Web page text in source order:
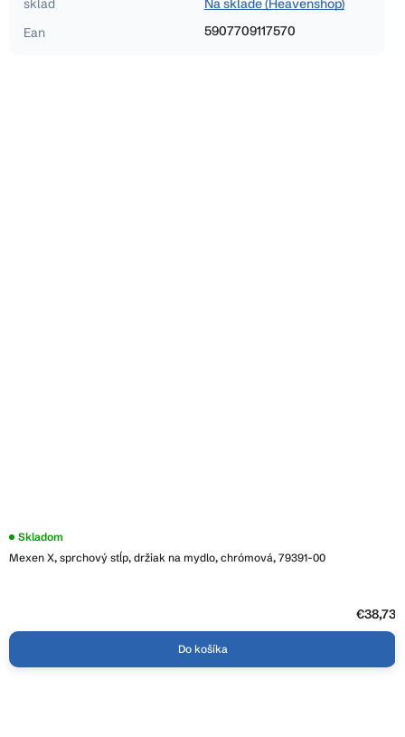
sklad
Na sklade (Heavenshop)
Ean
5907709117570
Mexen X, sprchový stĺp, držiak na mydlo, chrómová, 79391-00
Skladom
€38,73
Do košíka